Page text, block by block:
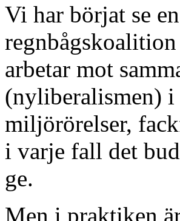
Vi har börjat se
arbetar mot
(nyliberalismen) i
miljörörelser,
i varje fall det
ge.
Men i praktiken